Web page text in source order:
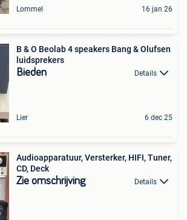
Lommel 16 jan 26
B & O Beolab 4 speakers Bang & Olufsen
luidsprekers
Bieden Details
Lier 6 dec 25
Audioapparatuur, Versterker, HIFI, Tuner,
CD, Deck
Zie omschrijving Details